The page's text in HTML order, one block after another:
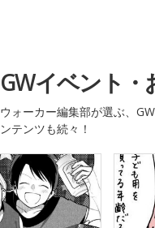
GWイベント・
ウォーカー編集部が選ぶ、
ンテンツも続々！